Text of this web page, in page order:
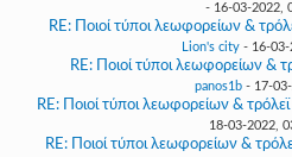
- 16-03-2022,
RE: Ποιοί τύποι λεωφορείων &
Lion's city - 16-03-
RE: Ποιοί τύποι λεωφορείων &
panos1b - 17-
RE: Ποιοί τύποι λεωφορείων &
18-03-2022,
RE: Ποιοί τύποι λεωφορείων &